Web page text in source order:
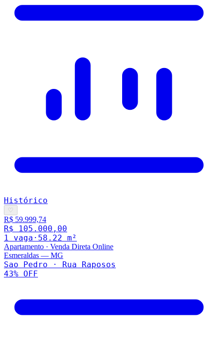
Histórico
♡
R$ 59.999,74
R$ 105.000,00
1 vaga · 58.22 m²
Apartamento · Venda Direta Online
Esmeraldas — MG
Sao Pedro · Rua Raposos
43% OFF